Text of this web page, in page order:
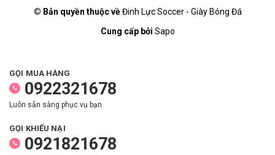
© Bản quyền thuộc vềĐinh Lực Soccer - Giày Bóng Đá
Cung cấp bởi Sapo
GỌI MUA HÀNG
0922321678
Luôn sẵn sàng phục vụ bạn
GỌI KHIẾU NẠI
0921821678